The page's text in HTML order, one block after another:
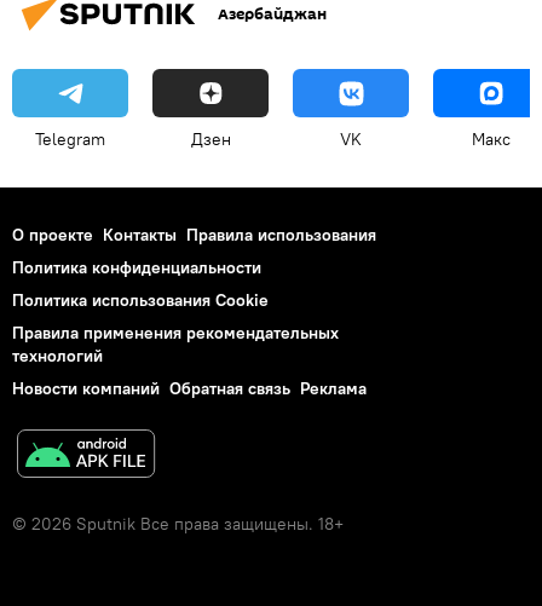
Азербайджан
Telegram Дзен VK Макс
О проекте Контакты Правила использования
Политика конфиденциальности
Политика использования Cookie
Правила применения рекомендательных
технологий
Новости компаний Обратная связь Реклама
© 2026 Sputnik Все права защищены. 18+